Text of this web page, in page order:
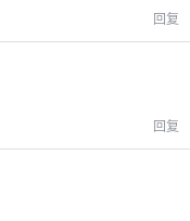
回复
回复